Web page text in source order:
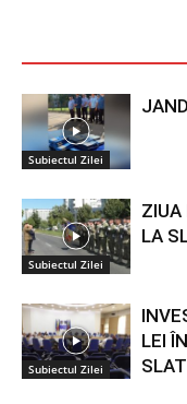
Subiectul Zilei
Subiectul Zilei
ZIUA
LA
Subiectul Zilei
LEI